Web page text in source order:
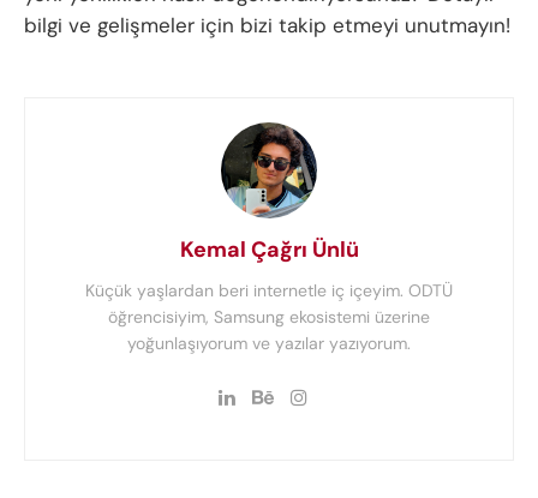
bilgi ve gelişmeler için bizi takip etmeyi unutmayın!
Kemal Çağrı Ünlü
Küçük yaşlardan beri internetle iç içeyim. ODTÜ
öğrencisiyim, Samsung ekosistemi üzerine
yoğunlaşıyorum ve yazılar yazıyorum.